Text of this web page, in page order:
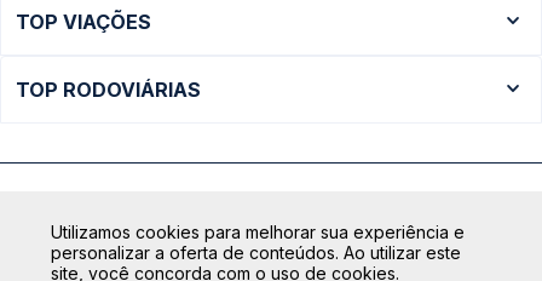
Ônibus São Paulo
TOP VIAÇÕES
Passagens Pássaro Marron
+ Viações
TOP RODOVIÁRIAS
Rodoviária Curitiba
Comercial Alphaville, Barueri - SP | CEP: 06453-038
CNPJ: 18.087.991/0001-57 | saconibus@queropassagem.com.br
Utilizamos cookies para melhorar sua experiência e
personalizar a oferta de conteúdos. Ao utilizar este
site, você concorda com o uso de cookies.